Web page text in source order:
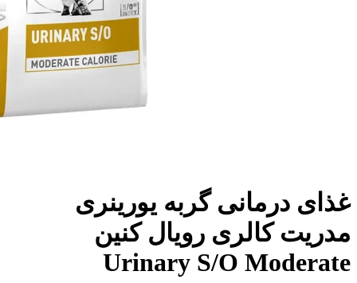
غذای درمانی گربه یورینری
مدریت کالری رویال کنین
Urinary S/O Moderate